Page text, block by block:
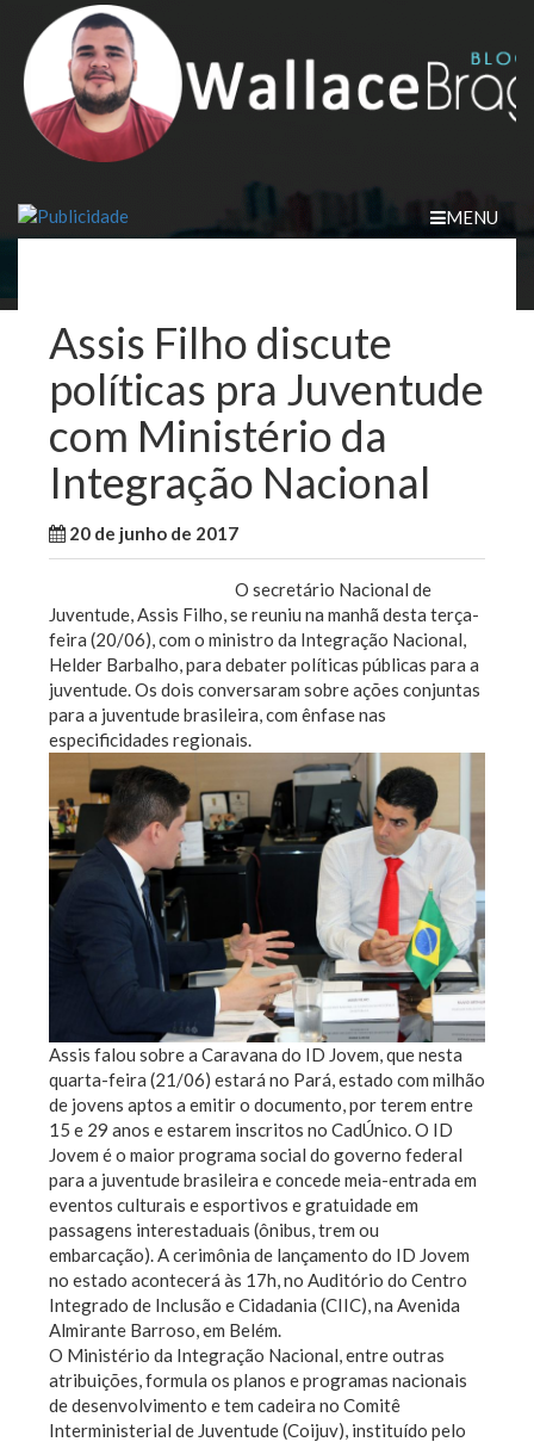
content
MENU
Assis Filho discute
políticas pra Juventude
com Ministério da
Integração Nacional
20 de junho de 2017
O secretário Nacional de
Juventude, Assis Filho, se reuniu na manhã desta terça-
feira (20/06), com o ministro da Integração Nacional,
Helder Barbalho, para debater políticas públicas para a
juventude. Os dois conversaram sobre ações conjuntas
para a juventude brasileira, com ênfase nas
especificidades regionais.
Assis falou sobre a Caravana do ID Jovem, que nesta
quarta-feira (21/06) estará no Pará, estado com milhão
de jovens aptos a emitir o documento, por terem entre
15 e 29 anos e estarem inscritos no CadÚnico. O ID
Jovem é o maior programa social do governo federal
para a juventude brasileira e concede meia-entrada em
eventos culturais e esportivos e gratuidade em
passagens interestaduais (ônibus, trem ou
embarcação). A cerimônia de lançamento do ID Jovem
no estado acontecerá às 17h, no Auditório do Centro
Integrado de Inclusão e Cidadania (CIIC), na Avenida
Almirante Barroso, em Belém.
O Ministério da Integração Nacional, entre outras
atribuições, formula os planos e programas nacionais
de desenvolvimento e tem cadeira no Comitê
Interministerial de Juventude (Coijuv), instituído pelo